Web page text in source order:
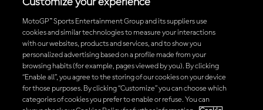
Baixe o aplicativo oficial da MotoGP™
© 2026 MotoGP Sports Entertainment Group. Todos os direitos
Customize your experience
MotoGP™ Sports Entertainment Group and its suppliers use
cookies and similar technologies to measure your interactions
with our websites, products and services, and to show you
personalized advertising based on a profile made from your
browsing habits (for example, pages viewed by you). By clicking
“Enable all”, you agree to the storing of our cookies on your device
for those purposes. By clicking “Customize” you can choose which
categories of cookies you prefer to enable or refuse. You can